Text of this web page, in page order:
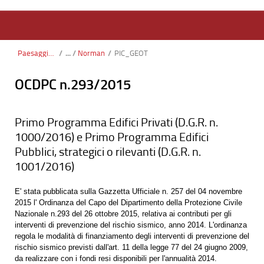
Paesaggio, Territorio, Urbanistica / Norman / PIC_GEOT
OCDPC n.293/2015
Primo Programma Edifici Privati (D.G.R. n.
1000/2016) e Primo Programma Edifici
Pubblici, strategici o rilevanti (D.G.R. n.
1001/2016)
E' stata pubblicata sulla Gazzetta Ufficiale n. 257 del 04 novembre
2015 l' Ordinanza del Capo del Dipartimento della Protezione Civile
Nazionale n.293 del 26 ottobre 2015, relativa ai contributi per gli
interventi di prevenzione del rischio sismico, anno 2014. L'ordinanza
regola le modalità di finanziamento degli interventi di prevenzione del
rischio sismico previsti dall'art. 11 della legge 77 del 24 giugno 2009,
da realizzare con i fondi resi disponibili per l'annualità 2014.